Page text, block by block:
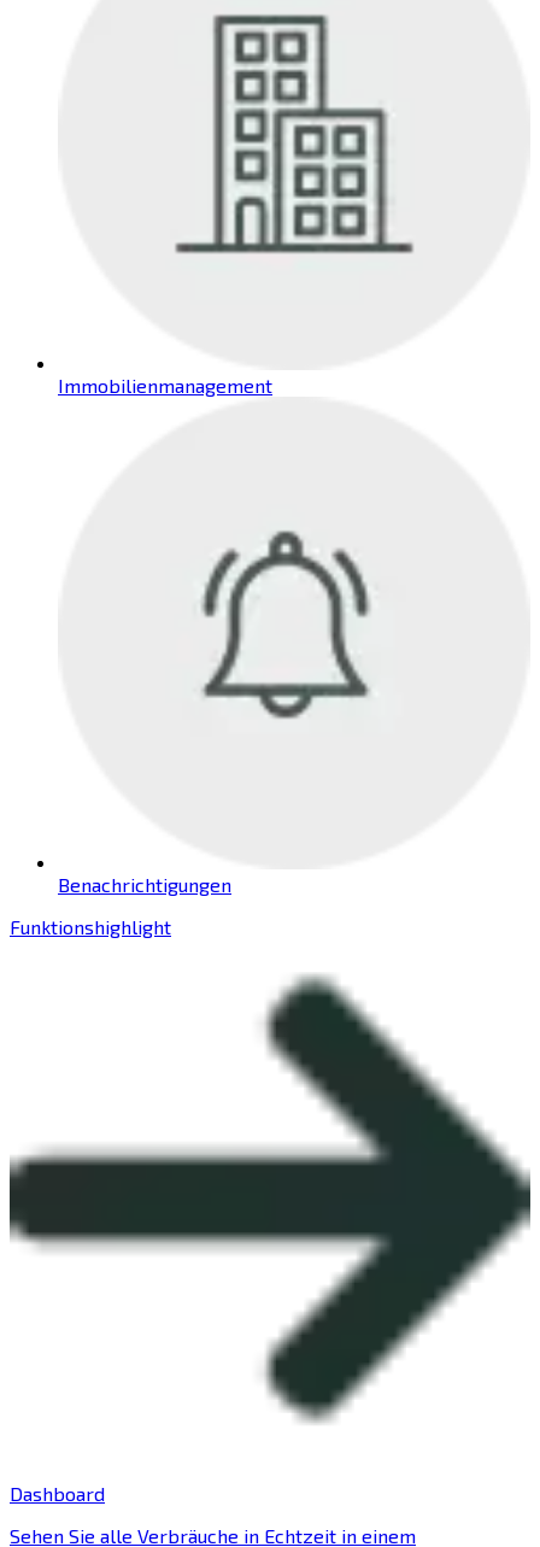
Immobilienmanagement
Benachrichtigungen
Funktionshighlight
Dashboard
Sehen Sie alle Verbräuche in Echtzeit in einem